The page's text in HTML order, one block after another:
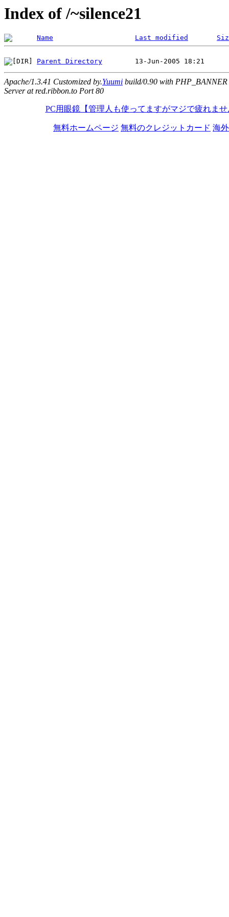
Index of /~silence21
Name Last modified
Parent Directory
Apache/1.3.41 Customized by.Yuumi build/0.90 with PHP_BANNER
Server at red.ribbon.to Port 80
PC用眼鏡【管理人も使ってますがマジで疲れませ
無料ホームページ 無料のクレジットカード 海